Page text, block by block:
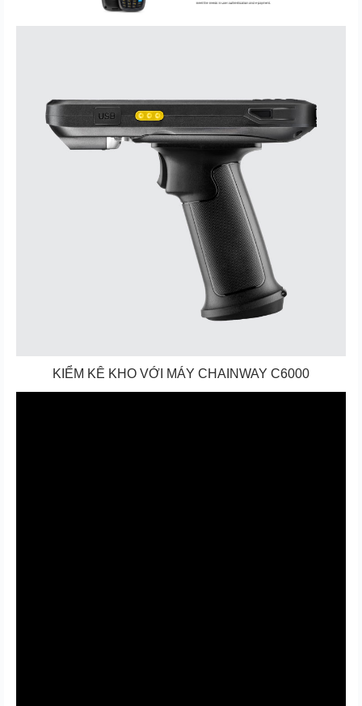
KIỂM KÊ KHO VỚI MÁY CHAINWAY C6000